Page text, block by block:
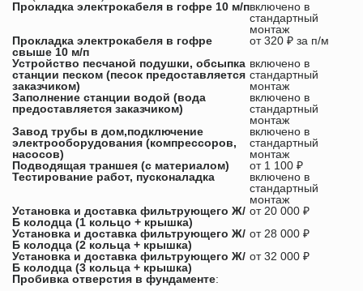
Прокладка электрокабеля в гофре 10 м/пвключено в
стандартный
монтаж
Прокладка электрокабеля в гофре
свыше 10 м/п
от 320 ₽ за п/м
Устройство песчаной подушки, обсыпка
станции песком (песок предоставляется
заказчиком)
включено в
стандартный
монтаж
Заполнение станции водой (вода
предоставляется заказчиком)
включено в
стандартный
монтаж
Завод трубы в дом,подключение
электрооборудования (компрессоров,
насосов)
включено в
стандартный
монтаж
Подводящая траншея (с материалом)
от 1 100 ₽
Тестирование работ, пусконаладка
включено в
стандартный
монтаж
Установка и доставка фильтрующего Ж/
Б колодца (1 кольцо + крышка)
от 20 000 ₽
Установка и доставка фильтрующего Ж/
Б колодца (2 кольца + крышка)
от 28 000 ₽
Установка и доставка фильтрующего Ж/
Б колодца (3 кольца + крышка)
от 32 000 ₽
Пробивка отверстия в фундаменте: